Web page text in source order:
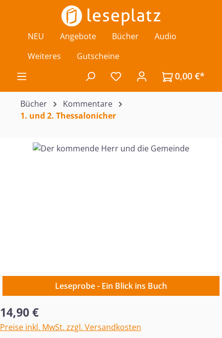
Zum Hauptinhalt springen
NEU Angebote Bücher
Audio
Weiteres
Gutscheine
Du hast 0 Produkte auf
0,00 €*
Bücher
Kommentare
1. und 2. Thessalonicher
Bildergalerie überspringen
Leseprobe - Ein Blick ins Buch
Regulärer Preis:
14,90 €
Preise inkl. MwSt. zzgl. Versandkosten